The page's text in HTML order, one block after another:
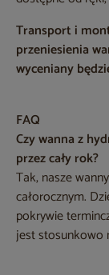
Transport i
przeniesienia
wyceniany
FAQ
Czy wanna z
przez cały rok?
Tak, nasze
całorocznym.
pokrywie
jest stosunkowo